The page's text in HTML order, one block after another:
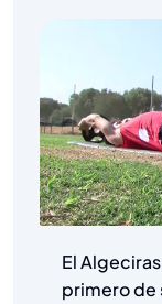
El
primero de